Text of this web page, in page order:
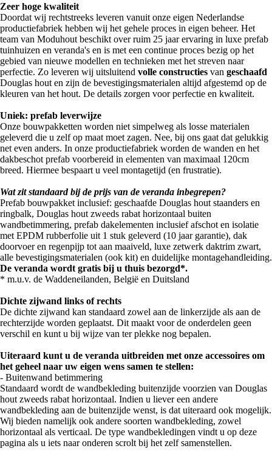
Zeer hoge kwaliteit
Doordat wij rechtstreeks leveren vanuit onze eigen Nederlandse
productiefabriek hebben wij het gehele proces in eigen beheer. Het
team van Moduhout beschikt over ruim 25 jaar ervaring in luxe prefab
tuinhuizen en veranda's en is met een continue proces bezig op het
gebied van nieuwe modellen en technieken met het streven naar
perfectie. Zo leveren wij uitsluitend volle constructies van geschaafd
Douglas hout en zijn de bevestigingsmaterialen altijd afgestemd op de
kleuren van het hout. De details zorgen voor perfectie en kwaliteit.
Uniek: prefab leverwijze
Onze bouwpakketten worden niet simpelweg als losse materialen
geleverd die u zelf op maat moet zagen. Nee, bij ons gaat dat gelukkig
net even anders. In onze productiefabriek worden de wanden en het
dakbeschot prefab voorbereid in elementen van maximaal 120cm
breed. Hiermee bespaart u veel montagetijd (en frustratie).
Wat zit standaard bij de prijs van de veranda inbegrepen?
Prefab bouwpakket inclusief: geschaafde Douglas hout staanders en
ringbalk, Douglas hout zweeds rabat horizontaal buiten
wandbetimmering, prefab dakelementen inclusief afschot en isolatie
met EPDM rubberfolie uit 1 stuk geleverd (10 jaar garantie), dak
doorvoer en regenpijp tot aan maaiveld, luxe zetwerk daktrim zwart,
alle bevestigingsmaterialen (ook kit) en duidelijke montagehandleiding.
De veranda wordt gratis bij u thuis bezorgd*.
* m.u.v. de Waddeneilanden, België en Duitsland
Dichte zijwand links of rechts
De dichte zijwand kan standaard zowel aan de linkerzijde als aan de
rechterzijde worden geplaatst. Dit maakt voor de onderdelen geen
verschil en kunt u bij wijze van ter plekke nog bepalen.
Uiteraard kunt u de veranda uitbreiden met onze accessoires om
het geheel naar uw eigen wens samen te stellen:
- Buitenwand betimmering
Standaard wordt de wandbekleding buitenzijde voorzien van Douglas
hout zweeds rabat horizontaal. Indien u liever een andere
wandbekleding aan de buitenzijde wenst, is dat uiteraard ook mogelijk.
Wij bieden namelijk ook andere soorten wandbekleding, zowel
horizontaal als verticaal. De type wandbekledingen vindt u op deze
pagina als u iets naar onderen scrolt bij het zelf samenstellen.